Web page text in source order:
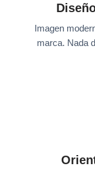
Imagen
marca. Nada